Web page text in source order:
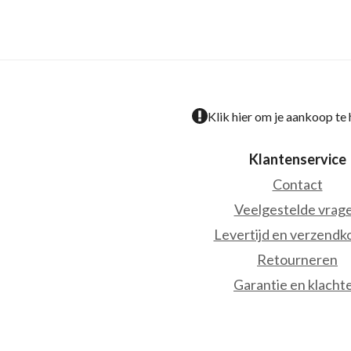
Klik hier om je aankoop te
Klantenservice
Contact
Veelgestelde
Levertijd en
Retourneren
Garantie en